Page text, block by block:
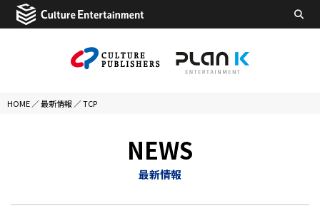
HOME ／最新情報 ／TCP
NEWS
最新情報